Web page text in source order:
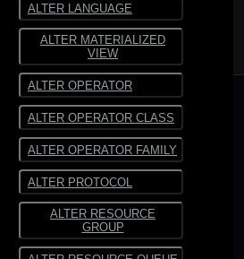
ALTER LANGUAGE
ALTER MATERIALIZED
VIEW
ALTER OPERATOR
ALTER OPERATOR CLASS
ALTER OPERATOR FAMILY
ALTER PROTOCOL
ALTER RESOURCE
GROUP